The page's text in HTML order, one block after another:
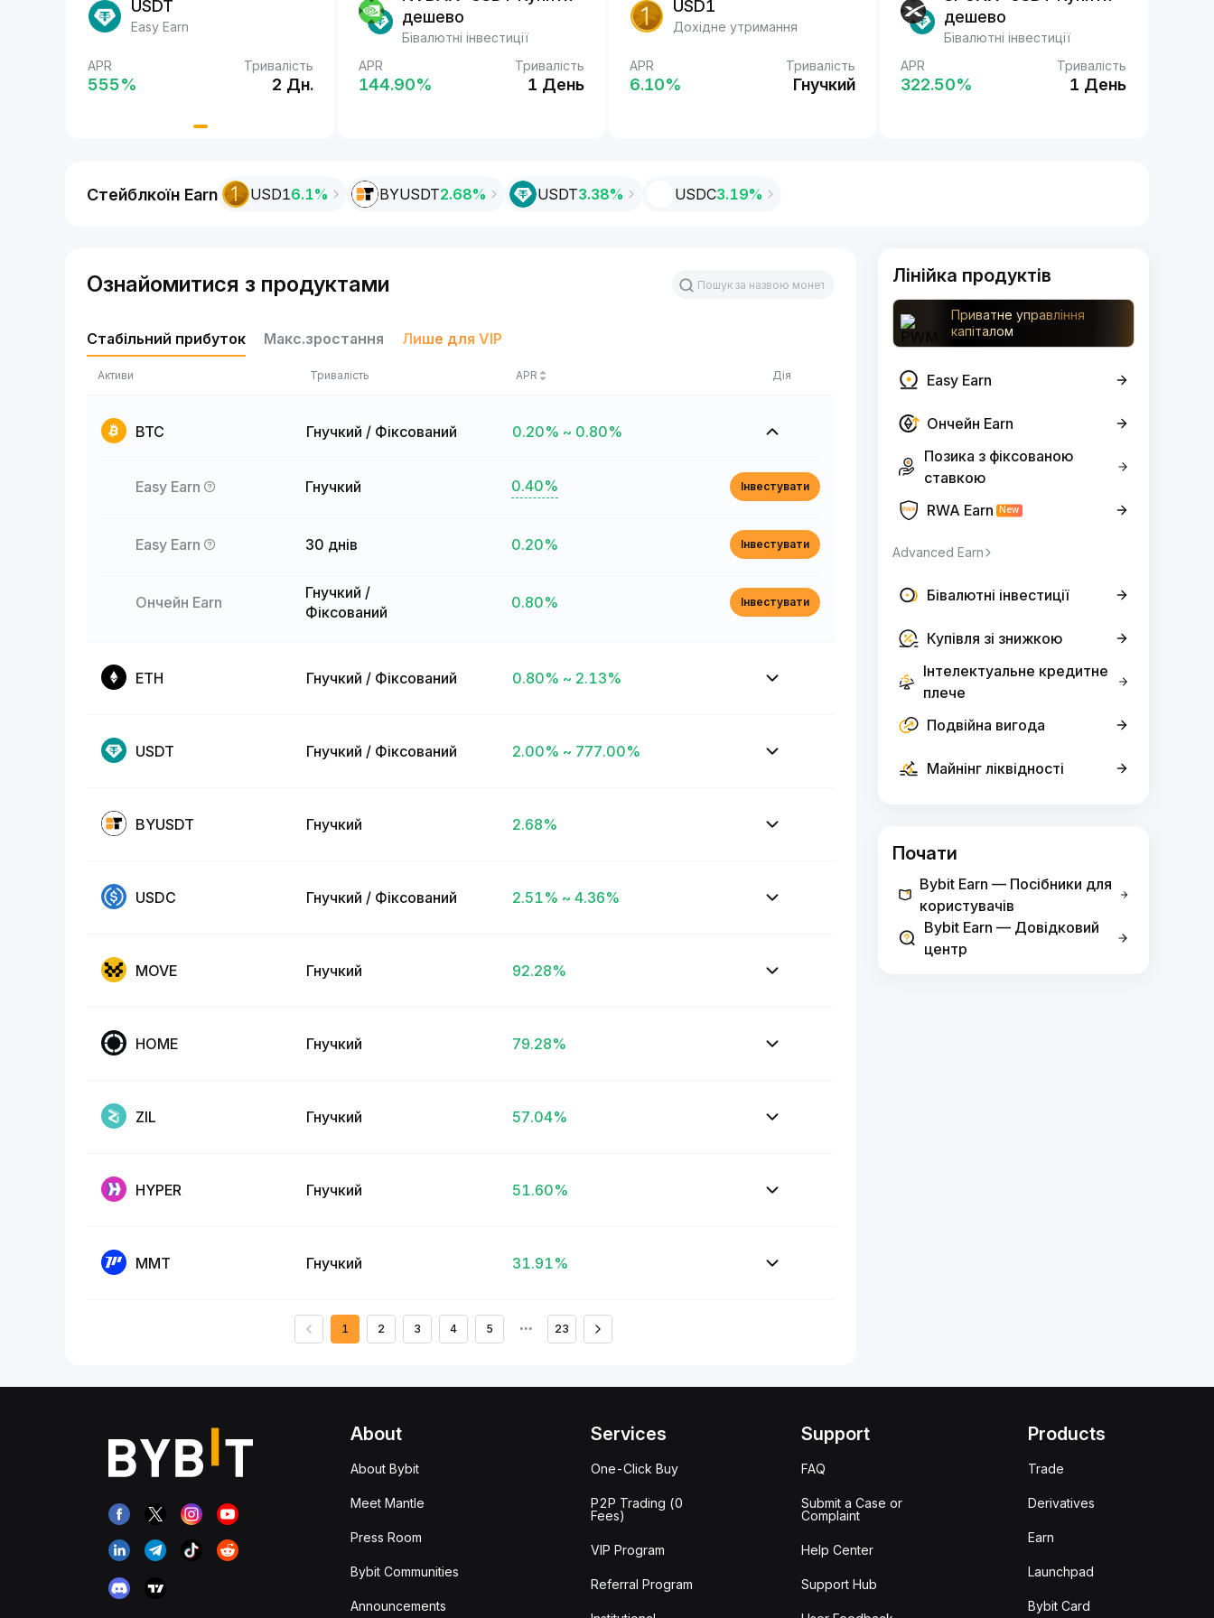
USDT
Easy Earn
APR Тривалість
555‎% 2 Дн.
USDT
Easy Earn
APR Тривалість
555‎% 2 Дн.
дешево
Бівалютні інвестиції
APR
Тривалість
144.90‎% 1 День
USD1
Дохідне утримання
APR Тривалість
6.10‎% Гнучкий
дешево
Бівалютні інвестиції
APR
Тривалість
322.50‎% 1 День
Стейблкоїн Earn USD16.1% BYUSDT2.68% USDT3.38‎% USDC3.19‎%
Ознайомитися з продуктами
Стабільний прибуток Макс.зростання Лише для VIP
Активи Тривалість APR Дія
BTC Гнучкий / Фіксований 0.20% ~ 0.80%
Easy Earn Гнучкий 0.40% Інвестувати
Easy Earn 30 днів 0.20% Інвестувати
Ончейн Earn
Гнучкий /
Фіксований
0.80% Інвестувати
ETH Гнучкий / Фіксований 0.80% ~ 2.13%
USDT Гнучкий / Фіксований 2.00% ~ 777.00%
BYUSDT Гнучкий 2.68%
USDC Гнучкий / Фіксований 2.51% ~ 4.36%
MOVE Гнучкий 92.28%
HOME Гнучкий 79.28%
ZIL Гнучкий 57.04%
HYPER Гнучкий 51.60%
MMT Гнучкий 31.91%
1 2 3 4 5 ••• 23
Лінійка продуктів
Приватне управління
капіталом
Easy Earn
Ончейн Earn
Позика з фіксованою
ставкою
RWA Earn
New
Advanced Earn
Бівалютні інвестиції
Купівля зі знижкою
Інтелектуальне кредитне
плече
Подвійна вигода
Майнінг ліквідності
Почати
Bybit Earn — Посібники для
користувачів
Bybit Earn — Довідковий
центр
About
About Bybit
Meet Mantle
Press Room
Bybit Communities
Announcements
Services
One-Click Buy
P2P Trading (0
Fees)
VIP Program
Referral Program
Support
FAQ
Submit a Case or
Complaint
Help Center
Support Hub
Products
Trade
Derivatives
Earn
Launchpad
Bybit Card